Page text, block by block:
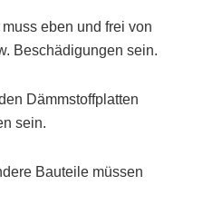
eben und frei von
Beschädigungen sein.
Dämmstoffplatten
sein.
Bauteile müssen